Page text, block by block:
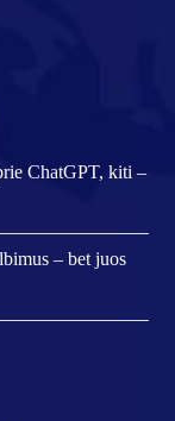
ChatGPT, kiti –
– bet juos